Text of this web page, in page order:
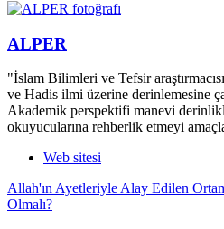
ALPER
"İslam Bilimleri ve Tefsir
ve Hadis ilmi üzerine derinlemesine
Akademik perspektifi manevi
okuyucularına rehberlik etmeyi
Web sitesi
Allah'ın Ayetleriyle Alay Edilen
Olmalı?